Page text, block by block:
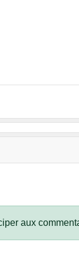
aux